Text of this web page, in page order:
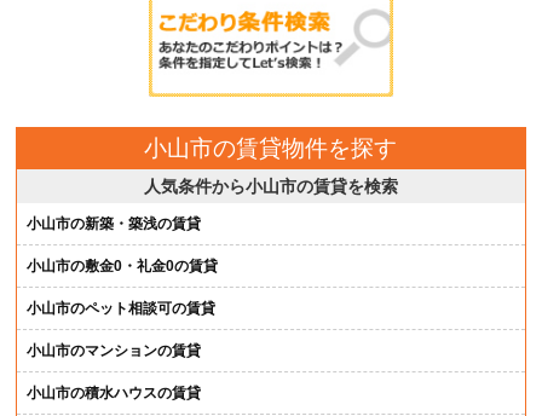
小山市の賃貸物件を探す
人気条件から小山市の賃貸を検索
小山市の新築・築浅の賃貸
小山市の敷金0・礼金0の賃貸
小山市のペット相談可の賃貸
小山市のマンションの賃貸
小山市の積水ハウスの賃貸